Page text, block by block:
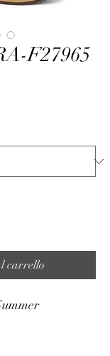
F27965
carrello